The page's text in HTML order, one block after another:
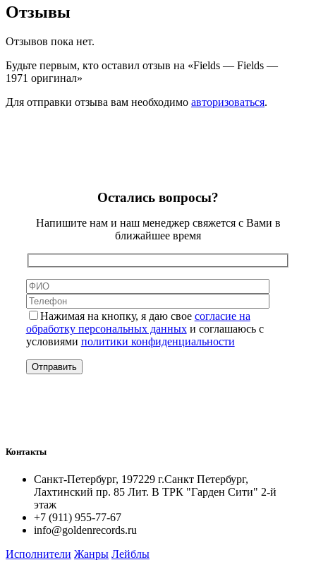
Отзывы
Отзывов пока нет.
Будьте первым, кто оставил отзыв на «Fields — Fields —
1971 оригинал»
Для отправки отзыва вам необходимо авторизоваться.
Остались вопросы?
Напишите нам и наш менеджер свяжется с Вами в
ближайшее время
Нажимая на кнопку, я даю свое согласие на
обработку персональных данныхи соглашаюсь с
условиями политики конфиденциальности
Контакты
Санкт-Петербург, 197229 г.Санкт Петербург,
Лахтинский пр. 85 Лит. B ТРК "Гарден Сити" 2-й
этаж
+7 (911) 955-77-67
info@goldenrecords.ru
Исполнители Жанры Лейблы